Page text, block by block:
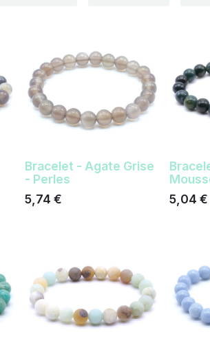
Bracelet - Agate Grise
- Perles
5,74 €
5,04 €